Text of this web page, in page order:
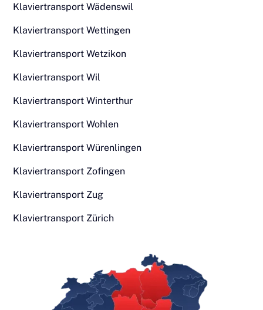
Klaviertransport Wädenswil
Klaviertransport Wettingen
Klaviertransport Wetzikon
Klaviertransport Wil
Klaviertransport Winterthur
Klaviertransport Wohlen
Klaviertransport Würenlingen
Klaviertransport Zofingen
Klaviertransport Zug
Klaviertransport Zürich